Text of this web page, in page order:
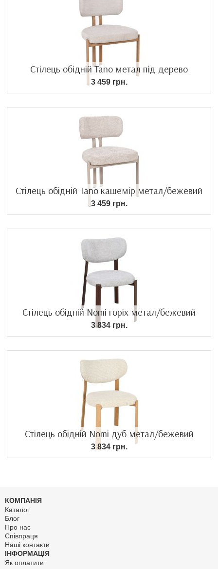
Стілець обідній Tano метал під дерево
3 459 грн.
Стілець обідній Tano кашемір метал/бежевий
3 459 грн.
Стілець обідній Nomi горіх метал/бежевий
3 834 грн.
Стілець обідній Nomi дуб метал/бежевий
3 834 грн.
КОМПАНІЯ
Каталог
Блог
Про нас
Співпраця
Наші контакти
ІНФОРМАЦІЯ
Як оплатити